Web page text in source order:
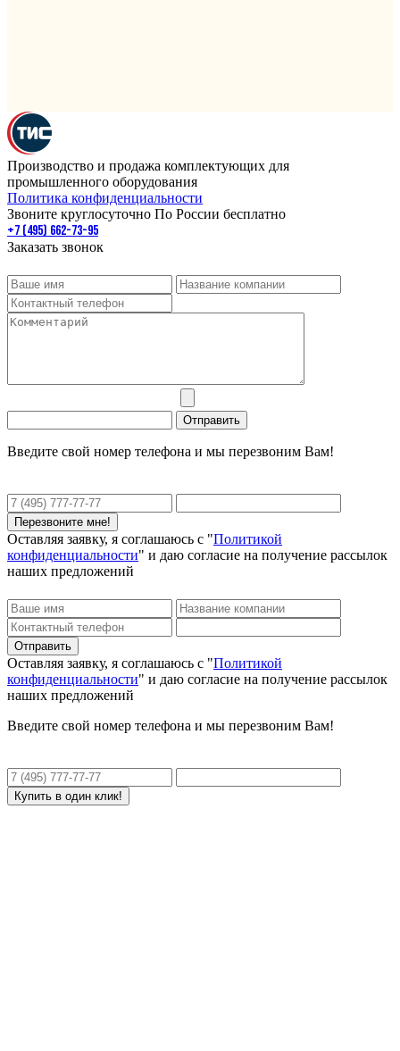
Производство и продажа комплектующих для
промышленного оборудования
Политика конфиденциальности
Звоните круглосуточно По России бесплатно
+7 (495) 662-73-95
Заказать звонок
Введите свой номер телефона и мы перезвоним Вам!
Оставляя заявку, я соглашаюсь с "Политикой
конфиденциальности" и даю согласие на получение рассылок
наших предложений
Оставляя заявку, я соглашаюсь с "Политикой
конфиденциальности" и даю согласие на получение рассылок
наших предложений
Введите свой номер телефона и мы перезвоним Вам!